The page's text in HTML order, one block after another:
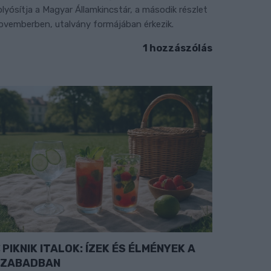
a Magyar Államkincstár, a második részlet
utalvány formájában érkezik.
1 hozzászólás
PIKNIK ITALOK: ÍZEK ÉS ÉLMÉNYEK A